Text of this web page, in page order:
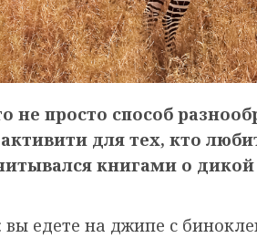
не просто способ
для тех, кто
книгами о
вы едете на джипе с